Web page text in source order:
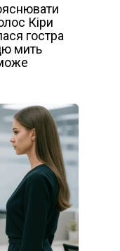
Кіри
гостра
мить